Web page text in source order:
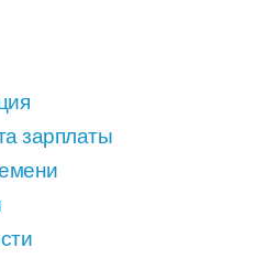
зарплаты